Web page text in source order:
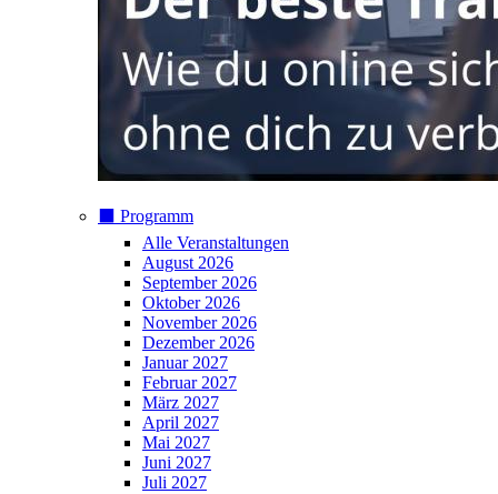
⬛️ Programm
Alle Veranstaltungen
August 2026
September 2026
Oktober 2026
November 2026
Dezember 2026
Januar 2027
Februar 2027
März 2027
April 2027
Mai 2027
Juni 2027
Juli 2027